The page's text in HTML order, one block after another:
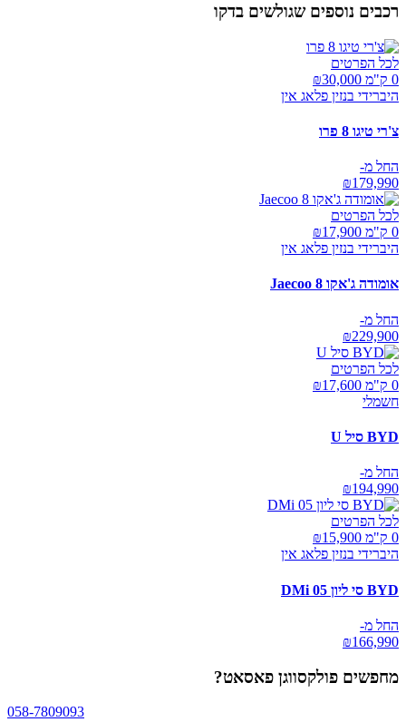
רכבים נוספים שגולשים בדקו
לכל הפרטים
0 ק"מ ₪
30,000
היברידי בנזין פלאג אין
צ'רי טיגו 8 פרו
החל מ-
₪179,990
לכל הפרטים
0 ק"מ ₪
17,900
היברידי בנזין פלאג אין
אומודה ג'אקו Jaecoo 8
החל מ-
₪229,900
לכל הפרטים
0 ק"מ ₪
17,600
חשמלי
BYD סיל U
החל מ-
₪194,990
לכל הפרטים
0 ק"מ ₪
15,900
היברידי בנזין פלאג אין
BYD סי ליון 05 DMi
החל מ-
₪166,990
מחפשים פולקסווגן פאסאט?
058-7809093